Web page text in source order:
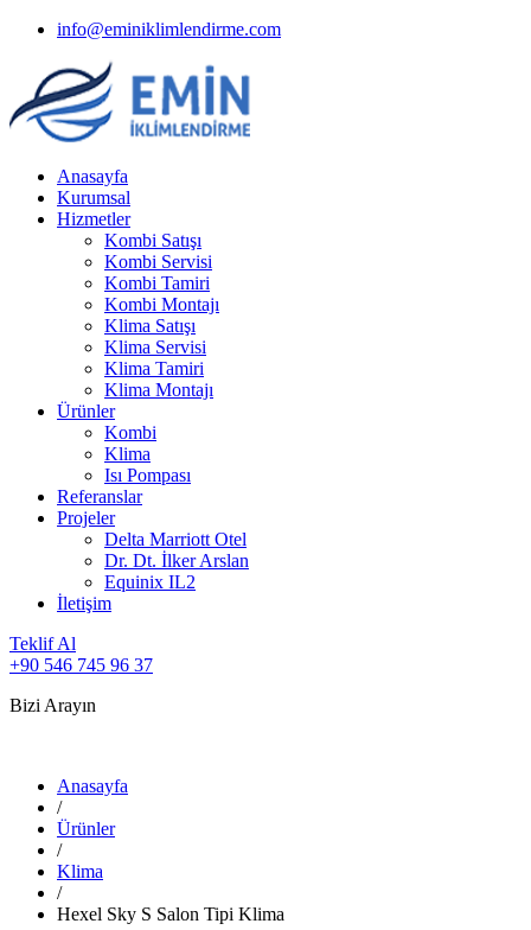
info@eminiklimlendirme.com
Anasayfa
Kurumsal
Hizmetler
Kombi Satışı
Kombi Servisi
Kombi Tamiri
Kombi Montajı
Klima Satışı
Klima Servisi
Klima Tamiri
Klima Montajı
Ürünler
Kombi
Klima
Isı Pompası
Referanslar
Projeler
Delta Marriott Otel
Dr. Dt. İlker Arslan
Equinix IL2
İletişim
Teklif Al
+90 546 745 96 37
Bizi Arayın
Anasayfa
/
Ürünler
/
Klima
/
Hexel Sky S Salon Tipi Klima